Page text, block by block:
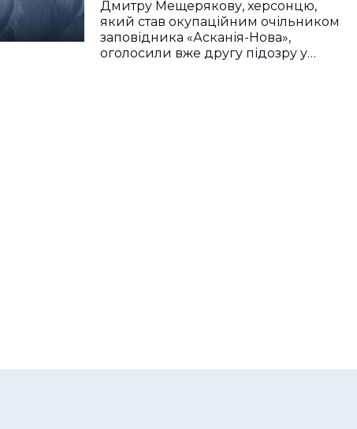
Дмитру Мещерякову, херсонцю,
який став окупаційним очільником
заповідника «Асканія-Нова»,
оголосили вже другу підозру у…